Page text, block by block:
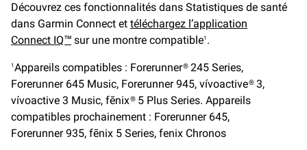
Découvrez ces fonctionnalités dans Statistiques de santé
dans Garmin Connect et téléchargez l’application
Connect IQ™ sur une montre compatible1 .
1 Appareils compatibles : Forerunner® 245 Series,
Forerunner 645 Music, Forerunner 945, vívoactive® 3,
vívoactive 3 Music, fēnix® 5 Plus Series. Appareils
compatibles prochainement : Forerunner 645,
Forerunner 935, fēnix 5 Series, fenix Chronos